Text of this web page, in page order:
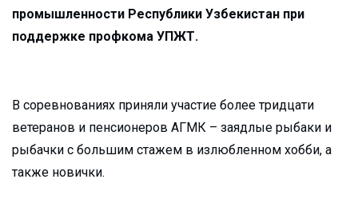
промышленности Республики Узбекистан при
поддержке профкома УПЖТ.
В соревнованиях приняли участие более тридцати
ветеранов и пенсионеров АГМК – заядлые рыбаки и
рыбачки с большим стажем в излюбленном хобби, а
также новички.